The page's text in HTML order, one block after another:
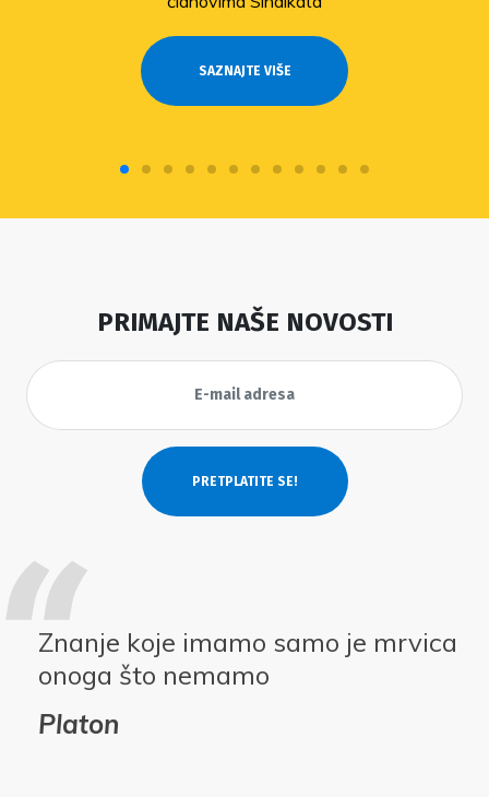
SAZNAJTE VIŠE
PRIMAJTE NAŠE NOVOSTI
Znanje koje imamo samo je mrvica
onoga što nemamo
Platon